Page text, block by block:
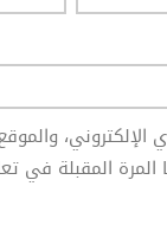
المقبلة في